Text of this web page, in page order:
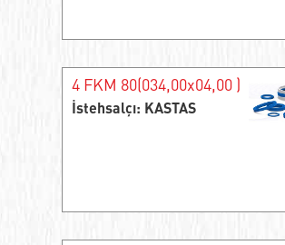
4 FKM 80(034,00x04,00 )
İstehsalçı: KASTAS